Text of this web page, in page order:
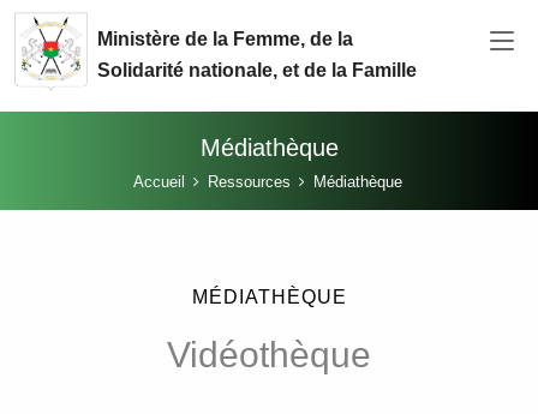
Aller au contenu principal
Ministère de la Femme, de la
Solidarité nationale, et de la Famille
Médiathèque
Accueil Ressources Médiathèque
MÉDIATHÈQUE
Vidéothèque